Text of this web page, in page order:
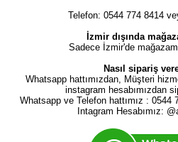
Telefon: 0544 774 8414
İzmir dışında
Sadece İzmir'de
Nasıl sipariş
Whatsapp hattımızdan, Müşteri
instagram hesabımızdan
Whatsapp ve Telefon hattımız : 0544
Intagram Hesabımız: